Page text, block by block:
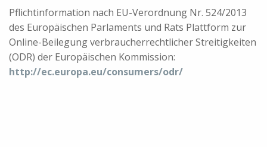
Pflichtinformation nach EU-Verordnung Nr. 524/2013
des Europäischen Parlaments und Rats Plattform zur
Online-Beilegung verbraucherrechtlicher Streitigkeiten
(ODR) der Europäischen Kommission:
http://ec.europa.eu/consumers/odr/